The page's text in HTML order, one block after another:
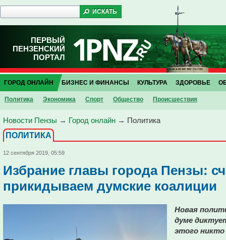
ПЕРВЫЙ
ПЕНЗЕНСКИЙ
ПОРТАЛ
ГОРОД ОНЛАЙН
Политика Экономика Спорт Общество Проиcшествия
БИЗНЕС И ФИНАНСЫ КУЛЬТУРА ЗДОРОВЬЕ
Новости Пензы → Город онлайн → Политика
ПОЛИТИКА
12 сентября 2019, 05:59
Избрание главы города Пензы:
прикидываем думские коалиции
Новая
думе
этого никто